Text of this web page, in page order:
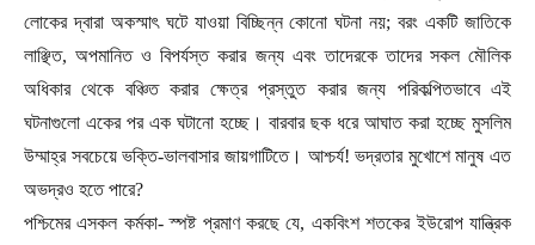
লোকের দ্বারা অকস্মাৎ ঘটে যাওয়া বিচ্ছিন্ন কোনো ঘটনা নয়;বরং একটি জাতিকে
লাঞ্ছিত,অপমানিত ও বিপর্যস্ত করার জন্য এবং তাদেরকে তাদের সকল মৌলিক
অধিকার থেকে বঞ্চিত করার ক্ষেত্র প্রস্তুত করার জন্য পরিকল্পিতভাবে এই
ঘটনাগুলো একের পর এক ঘটানো হচ্ছে। বারবার ছক ধরে আঘাত করা হচ্ছে মুসলিম
উম্মাহ্র সবচেয়ে ভক্তি-ভালবাসার জায়গাটিতে। আশ্চর্য! ভদ্রতার মুখোশে মানুষ এত
অভদ্রও হতে পারে?
পশ্চিমের এসকল কর্মকা- স্পষ্ট প্রমাণ করছে যে, একবিংশ শতকের ইউরোপ যান্ত্রিক